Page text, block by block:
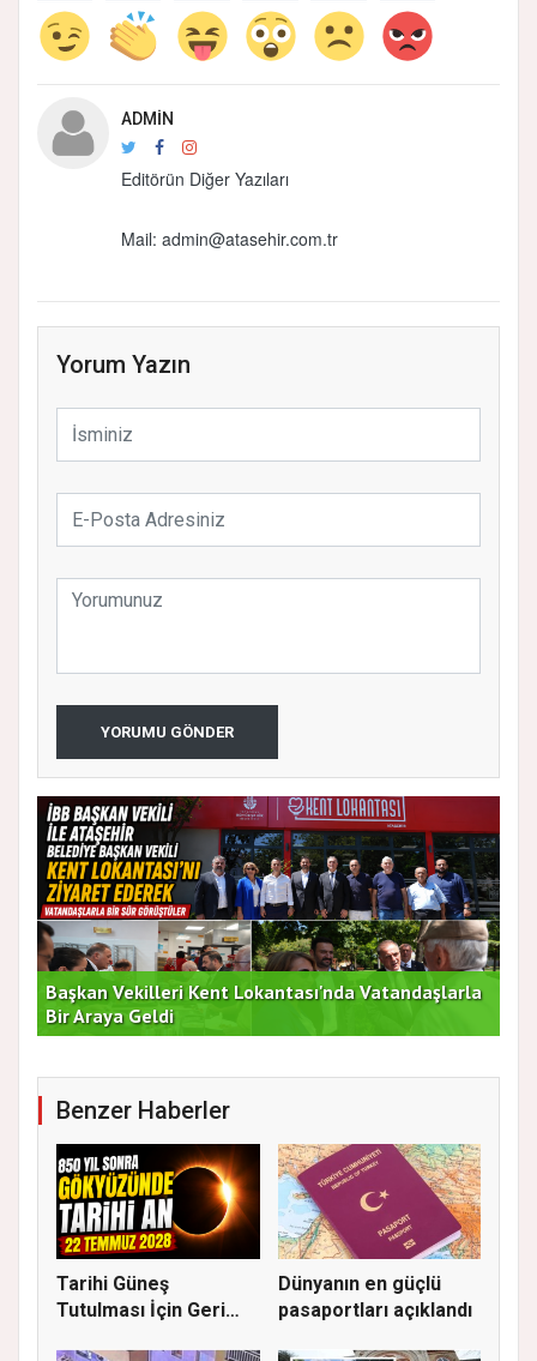
ADMIN
Editörün Diğer Yazıları
Mail: admin@atasehir.com.tr
Yorum Yazın
YORUMU GÖNDER
Başkan Vekilleri Kent Lokantası'nda Vatandaşlarla
Bir Araya Geldi
Benzer Haberler
Tarihi Güneş
Tutulması İçin Geri
Dünyanın en güçlü
pasaportları açıklandı